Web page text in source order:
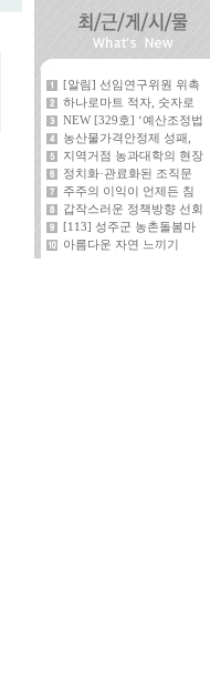
[알림] 선임연구위원 위촉
하나로마트 적자, 숫자로
NEW [329호] ‘예산조정법
농산물가격안정제 성패,
지역거점 농과대학의 현장
정치화·관료화된 조직문
주주의 이익이 언제든 침
갑작스러운 정책방향 선회
[113] 성주군 농촌돌봄마
아름다운 자연 느끼기